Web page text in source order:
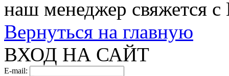
наш менеджер свяжется
Вернуться на главную
ВХОД НА САЙТ
E-mail: